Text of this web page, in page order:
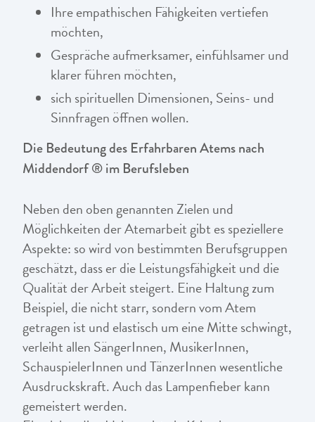
Ihre empathischen Fähigkeiten vertiefen
möchten,
Gespräche aufmerksamer, einfühlsamer und
klarer führen möchten,
sich spirituellen Dimensionen, Seins- und
Sinnfragen öffnen wollen.
Die Bedeutung des Erfahrbaren Atems nach
Middendorf ® im Berufsleben
Neben den oben genannten Zielen und
Möglichkeiten der Atemarbeit gibt es speziellere
Aspekte: so wird von bestimmten Berufsgruppen
geschätzt, dass er die Leistungsfähigkeit und die
Qualität der Arbeit steigert. Eine Haltung zum
Beispiel, die nicht starr, sondern vom Atem
getragen ist und elastisch um eine Mitte schwingt,
verleiht allen SängerInnen, MusikerInnen,
SchauspielerInnen und TänzerInnen wesentliche
Ausdruckskraft. Auch das Lampenfieber kann
gemeistert werden.